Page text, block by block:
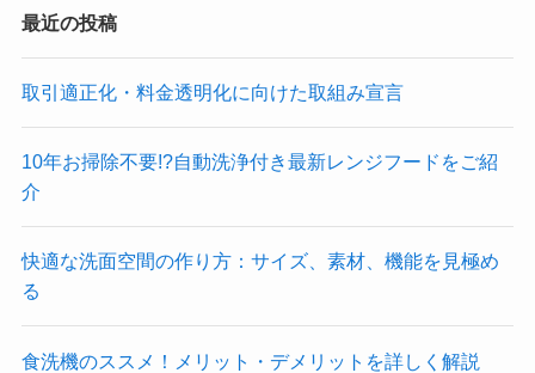
最近の投稿
取引適正化・料金透明化に向けた取組み宣言
10年お掃除不要!?自動洗浄付き最新レンジフードをご紹
介
快適な洗面空間の作り方：サイズ、素材、機能を見極め
る
食洗機のススメ！メリット・デメリットを詳しく解説